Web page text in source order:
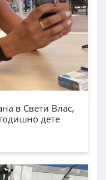
в Свети Влас,
дете